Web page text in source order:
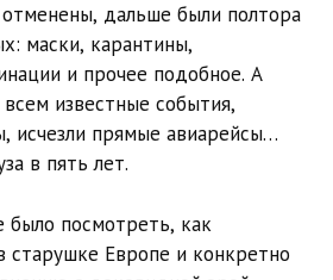
дальше были полтора
маски, карантины,
и прочее подобное. А
известные события,
исчезли прямые авиарейсы…
в пять лет.
было посмотреть, как
старушке Европе и конкретно